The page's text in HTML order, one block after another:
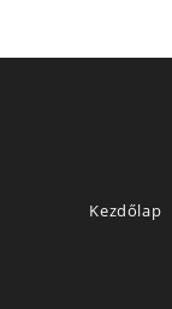
Kezdőlap